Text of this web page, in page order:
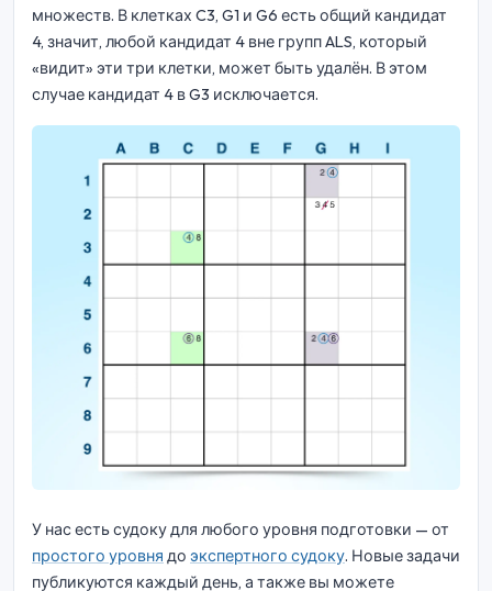
множеств. В клетках C3, G1 и G6 есть общий кандидат
4, значит, любой кандидат 4 вне групп ALS, который
«видит» эти три клетки, может быть удалён. В этом
случае кандидат 4 в G3 исключается.
У нас есть судоку для любого уровня подготовки — от
простого уровня до экспертного судоку. Новые задачи
публикуются каждый день, а также вы можете